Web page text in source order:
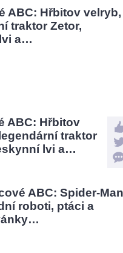
ABC: Hřbitov
traktor
lvi a…